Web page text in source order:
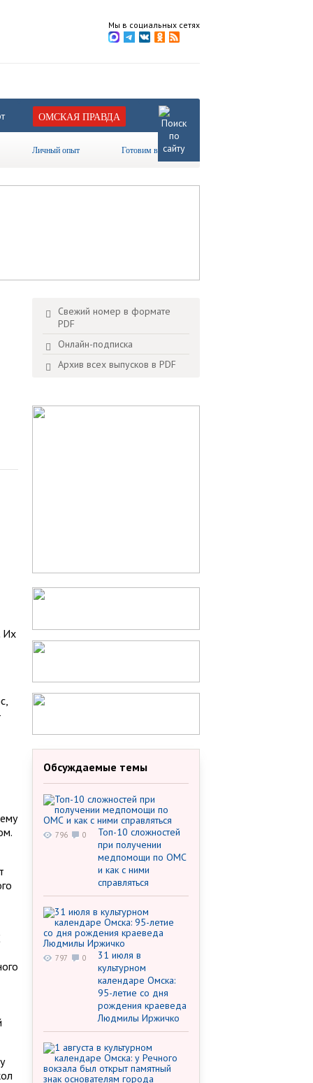
Мы в социальных сетях
ОМСКАЯ ПРАВДА
Личный опыт Готовим вместе
Свежий номер в формате
PDF
Онлайн-подписка
Архив всех выпусков в PDF
Их
Обсуждаемые темы
Топ-10 сложностей
при получении
медпомощи по ОМС
и как с ними
справляться
796 0
31 июля в
культурном
календаре Омска:
95-летие со дня
рождения краеведа
Людмилы Иржичко
797 0